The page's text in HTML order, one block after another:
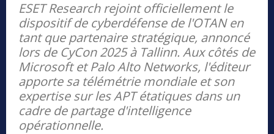
ESET Research rejoint officiellement le
dispositif de cyberdéfense de l'OTAN en
tant que partenaire stratégique, annoncé
lors de CyCon 2025 à Tallinn. Aux côtés de
Microsoft et Palo Alto Networks, l'éditeur
apporte sa télémétrie mondiale et son
expertise sur les APT étatiques dans un
cadre de partage d'intelligence
opérationnelle.